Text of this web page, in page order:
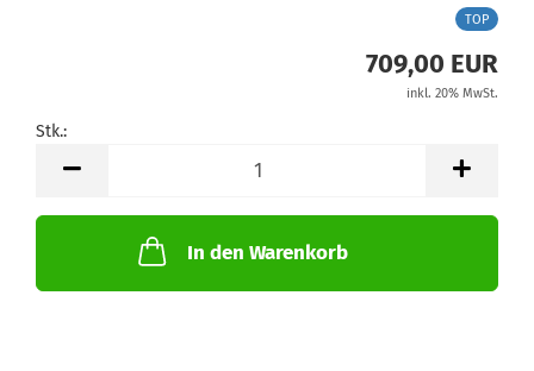
TOP
709,00 EUR
inkl. 20% MwSt.
Stk.:
In den Warenkorb